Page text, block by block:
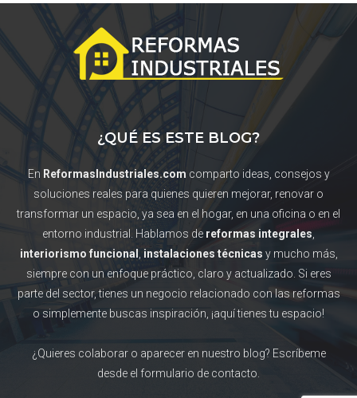
¿QUÉ ES ESTE BLOG?
En ReformasIndustriales.com comparto ideas, consejos y
soluciones reales para quienes quieren mejorar, renovar o
transformar un espacio, ya sea en el hogar, en una oficina o en el
entorno industrial. Hablamos de reformas integrales
interiorismo funcional
instalaciones técnicas y mucho más,
siempre con un enfoque práctico, claro y actualizado. Si eres
parte del sector, tienes un negocio relacionado con las reformas
o simplemente buscas inspiración, ¡aquí tienes tu espacio!
¿Quieres colaborar o aparecer en nuestro blog? Escríbeme
desde el formulario de contacto.